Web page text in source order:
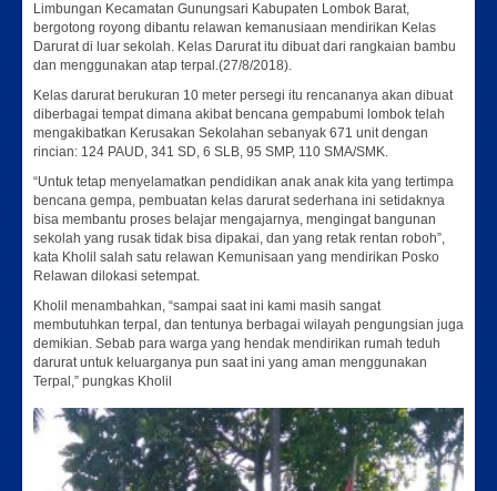
Limbungan Kecamatan Gunungsari Kabupaten Lombok Barat,
bergotong royong dibantu relawan kemanusiaan mendirikan Kelas
Darurat di luar sekolah. Kelas Darurat itu dibuat dari rangkaian bambu
dan menggunakan atap terpal.(27/8/2018).
Kelas darurat berukuran 10 meter persegi itu rencananya akan dibuat
diberbagai tempat dimana akibat bencana gempabumi lombok telah
mengakibatkan Kerusakan Sekolahan sebanyak 671 unit dengan
rincian: 124 PAUD, 341 SD, 6 SLB, 95 SMP, 110 SMA/SMK.
“Untuk tetap menyelamatkan pendidikan anak anak kita yang tertimpa
bencana gempa, pembuatan kelas darurat sederhana ini setidaknya
bisa membantu proses belajar mengajarnya, mengingat bangunan
sekolah yang rusak tidak bisa dipakai, dan yang retak rentan roboh”,
kata Kholil salah satu relawan Kemunisaan yang mendirikan Posko
Relawan dilokasi setempat.
Kholil menambahkan, “sampai saat ini kami masih sangat
membutuhkan terpal, dan tentunya berbagai wilayah pengungsian juga
demikian. Sebab para warga yang hendak mendirikan rumah teduh
darurat untuk keluarganya pun saat ini yang aman menggunakan
Terpal,” pungkas Kholil